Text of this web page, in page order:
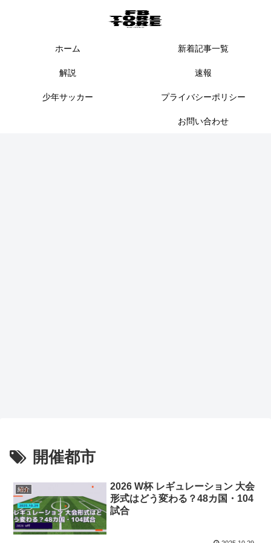
ホーム 新着記事一覧
解説 速報
少年サッカー プライバシーポリシー
お問い合わせ
開催都市
紹介
2026 W杯 レギュレーション 大会
形式はどう変わる？48カ国・104
試合